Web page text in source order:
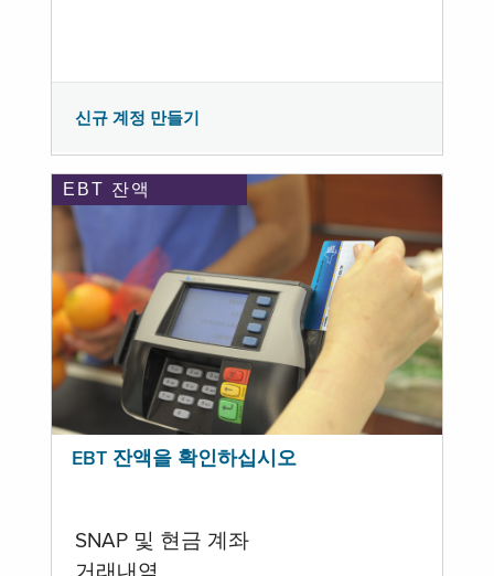
신규 계정 만들기
EBT 잔액
EBT 잔액을 확인하십시오
SNAP 및 현금 계좌